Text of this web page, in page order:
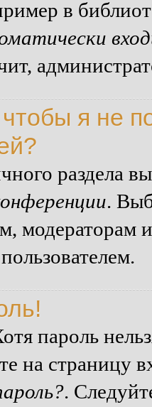
в
я не
раздела
.
модераторам
пароль
на страницу
.